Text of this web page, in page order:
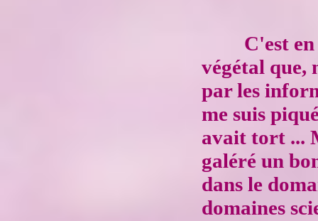
C'est
végétal que,
par les
me suis
avait tort ...
galéré un
dans le
domaines